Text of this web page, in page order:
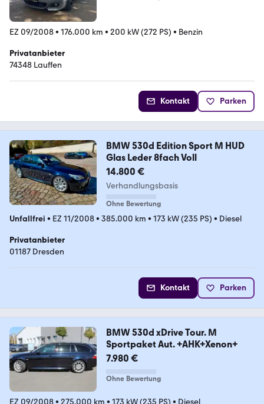
EZ 09/2008• 176.000 km • 200 kW (272 PS) • Benzin
Privatanbieter
74348 Lauffen
Kontakt Parken
BMW 530d Edition Sport M HUD
Glas Leder 8fach Voll
14.800 €
Verhandlungsbasis
Ohne Bewertung
Unfallfrei • EZ 11/2008• 385.000 km • 173 kW (235 PS) • Diesel
Privatanbieter
01187 Dresden
Kontakt Parken
BMW 530d xDrive Tour. M
Sportpaket Aut. +AHK+Xenon+
7.980 €
Ohne Bewertung